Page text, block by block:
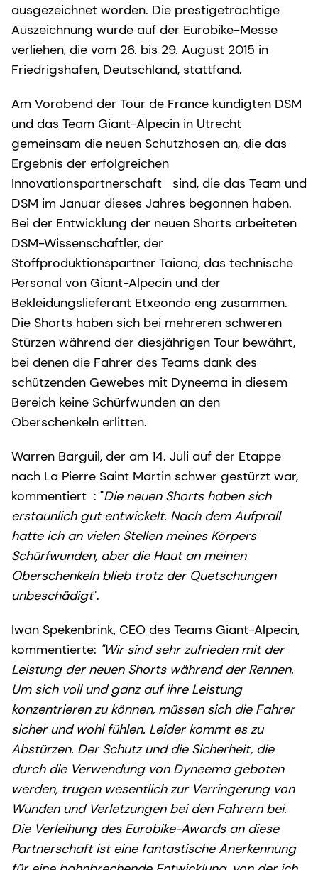
ausgezeichnet worden. Die prestigeträchtige
Auszeichnung wurde auf der Eurobike-Messe
verliehen, die vom 26. bis 29. August 2015 in
Friedrigshafen, Deutschland, stattfand.
Am Vorabend der Tour de France kündigten DSM
und das Team Giant-Alpecin in Utrecht
gemeinsam die neuen Schutzhosen an, die das
Ergebnis der erfolgreichen
Innovationspartnerschaft sind, die das Team und
DSM im Januar dieses Jahres begonnen haben.
Bei der Entwicklung der neuen Shorts arbeiteten
DSM-Wissenschaftler, der
Stoffproduktionspartner Taiana, das technische
Personal von Giant-Alpecin und der
Bekleidungslieferant Etxeondo eng zusammen.
Die Shorts haben sich bei mehreren schweren
Stürzen während der diesjährigen Tour bewährt,
bei denen die Fahrer des Teams dank des
schützenden Gewebes mit Dyneema in diesem
Bereich keine Schürfwunden an den
Oberschenkeln erlitten.
Warren Barguil, der am 14. Juli auf der Etappe
nach La Pierre Saint Martin schwer gestürzt war,
kommentiert : "Die neuen Shorts haben sich
erstaunlich gut entwickelt. Nach dem Aufprall
hatte ich an vielen Stellen meines Körpers
Schürfwunden, aber die Haut an meinen
Oberschenkeln blieb trotz der Quetschungen
unbeschädigt".
Iwan Spekenbrink, CEO des Teams Giant-Alpecin,
kommentierte: "Wir sind sehr zufrieden mit der
Leistung der neuen Shorts während der Rennen.
Um sich voll und ganz auf ihre Leistung
konzentrieren zu können, müssen sich die Fahrer
sicher und wohl fühlen. Leider kommt es zu
Abstürzen. Der Schutz und die Sicherheit, die
durch die Verwendung von Dyneema geboten
werden, trugen wesentlich zur Verringerung von
Wunden und Verletzungen bei den Fahrern bei.
Die Verleihung des Eurobike-Awards an diese
Partnerschaft ist eine fantastische Anerkennung